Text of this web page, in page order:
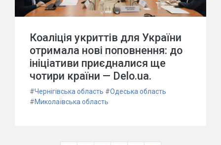
Коаліція укриттів для України
отримала нові поповнення: до
ініціативи приєдналися ще
чотири країни — Delo.ua.
#Чернігівська область #Одеська область
#Миколаївська область